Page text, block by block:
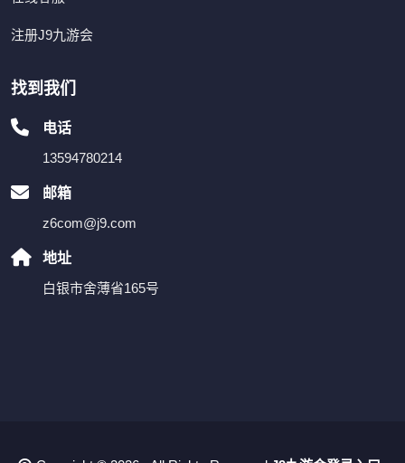
注册J9九游会
找到我们
电话
13594780214
邮箱
z6com@j9.com
地址
白银市舍薄省165号